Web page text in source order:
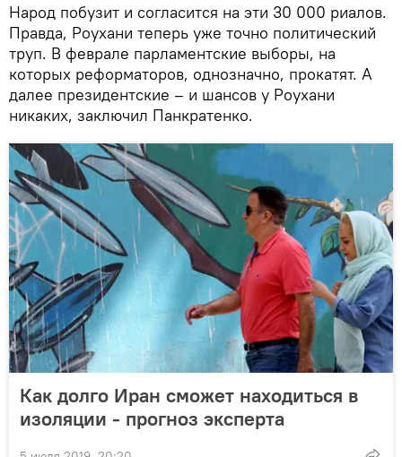
Народ побузит и согласится на эти 30 000 риалов.
Правда, Роухани теперь уже точно политический
труп. В феврале парламентские выборы, на
которых реформаторов, однозначно, прокатят. А
далее президентские – и шансов у Роухани
никаких, заключил Панкратенко.
Как долго Иран сможет находиться в
изоляции - прогноз эксперта